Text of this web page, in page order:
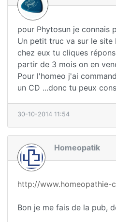
pour Phytosun je connais
Un petit truc va sur le site
chez eux tu cliques
partir de 3 mois on en
Pour l'homeo j'ai
un CD ...donc tu peux
30-10-2014 11:54
Homeopatik
http://www.homeopathie-
Bon je me fais de la pub,